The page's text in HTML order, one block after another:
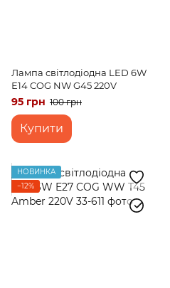
Лампа світлодіодна LED 6W
Е14 COG NW G45 220V
95 грн 100 грн
Купити
НОВИНКА
−12%